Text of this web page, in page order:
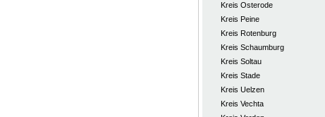
Kreis Osterode
Kreis Peine
Kreis Rotenburg
Kreis Schaumburg
Kreis Soltau
Kreis Stade
Kreis Uelzen
Kreis Vechta